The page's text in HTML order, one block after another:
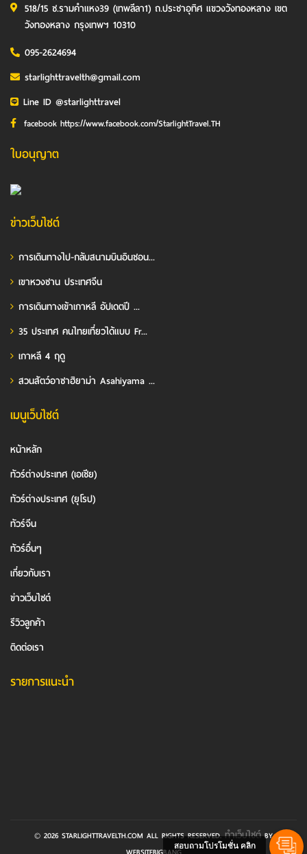
518/15 ซ.รามคำแหง39 (เทพลีลา1) ถ.ประชาอุทิศ แขวงวังทองหลาง เขต
วังทองหลาง กรุงเทพฯ 10310
095-2624694
starlighttravelth@gmail.com
Line ID @starlighttravel
facebook https://www.facebook.com/StarlightTravel.TH
ใบอนุญาต
ข่าวเว็บไซต์
การเดินทางไป-กลับสนามบินอินชอน...
เขาหวงซาน ประเทศจีน
การเดินทางเข้าเกาหลี อัปเดตปี ...
35 ประเทศ คนไทยเที่ยวได้แบบ Fr...
เกาหลี 4 ฤดู
สวนสัตว์อาซาฮิยาม่า Asahiyama ...
เมนูเว็บไซต์
หน้าหลัก
ทัวร์ต่างประเทศ (เอเชีย)
ทัวร์ต่างประเทศ (ยุโรป)
ทัวร์จีน
ทัวร์อื่นๆ
เกี่ยวกับเรา
ข่าวเว็บไซต์
รีวิวลูกค้า
ติดต่อเรา
รายการแนะนำ
© 2026 STARLIGHTTRAVELTH.COM ALL RIGHTS RESERVED.ทำเว็บไซต์BY
สอบถามโปรโมชั่น คลิก